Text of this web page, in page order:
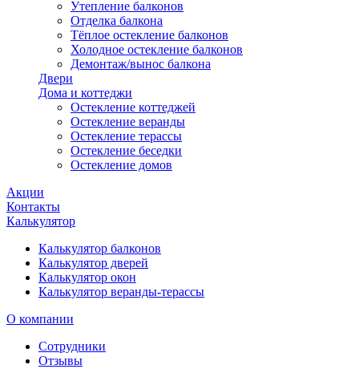
Утепление балконов
Отделка балкона
Тёплое остекление балконов
Холодное остекление балконов
Демонтаж/вынос балкона
Двери
Дома и коттеджи
Остекление коттеджей
Остекление веранды
Остекление терассы
Остекление беседки
Остекление домов
Акции
Контакты
Калькулятор
Калькулятор балконов
Калькулятор дверей
Калькулятор окон
Калькулятор веранды-терассы
О компании
Сотрудники
Отзывы